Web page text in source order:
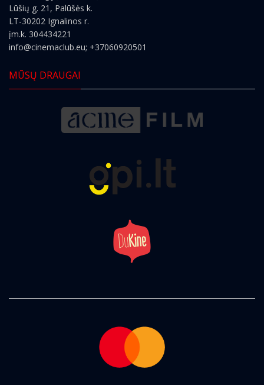
Lūšių g. 21, Palūšės k.
LT-30202 Ignalinos r.
įm.k. 304434221
info@cinemaclub.eu; +37060920501
MŪSŲ DRAUGAI